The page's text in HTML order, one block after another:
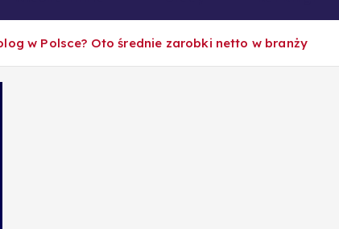
w Polsce? Oto średnie zarobki netto w branży